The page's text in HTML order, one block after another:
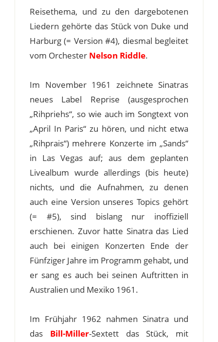
Reisethema, und zu den dargebotenen
Liedern gehörte das Stück von Duke und
Harburg (= Version #4), diesmal begleitet
vom Orchester Nelson Riddle.
Im November 1961 zeichnete Sinatras
neues Label Reprise (ausgesprochen
„Rihpriehs“, so wie auch im Songtext von
„April In Paris“ zu hören, und nicht etwa
„Rihprais“) mehrere Konzerte im „Sands“
in Las Vegas auf; aus dem geplanten
Livealbum wurde allerdings (bis heute)
nichts, und die Aufnahmen, zu denen
auch eine Version unseres Topics gehört
(= #5), sind bislang nur inoffiziell
erschienen. Zuvor hatte Sinatra das Lied
auch bei einigen Konzerten Ende der
Fünfziger Jahre im Programm gehabt, und
er sang es auch bei seinen Auftritten in
Australien und Mexiko 1961.
Im Frühjahr 1962 nahmen Sinatra und
das Bill-Miller-Sextett das Stück, mit